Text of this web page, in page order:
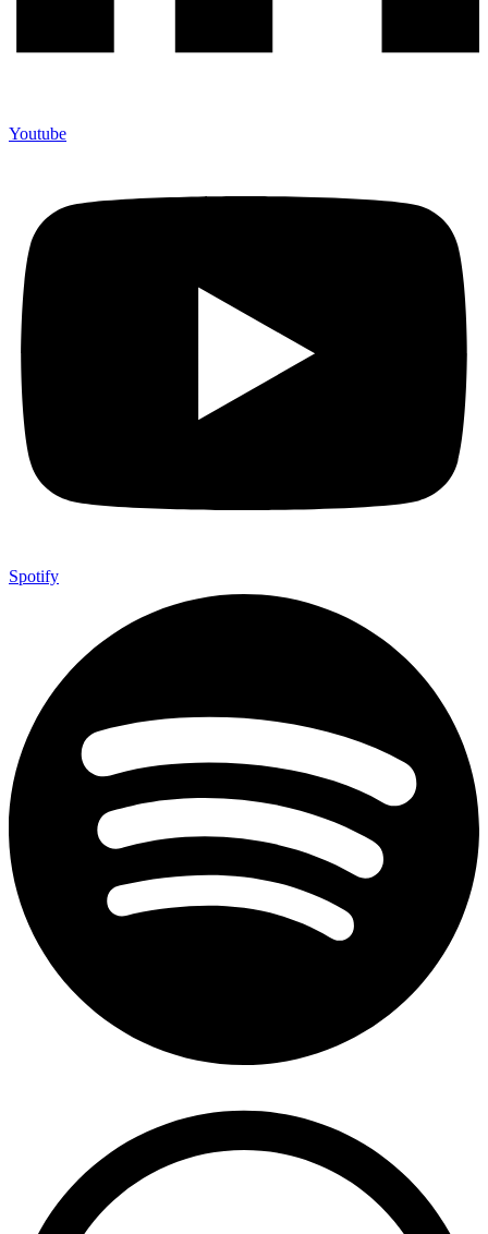
Youtube
Spotify